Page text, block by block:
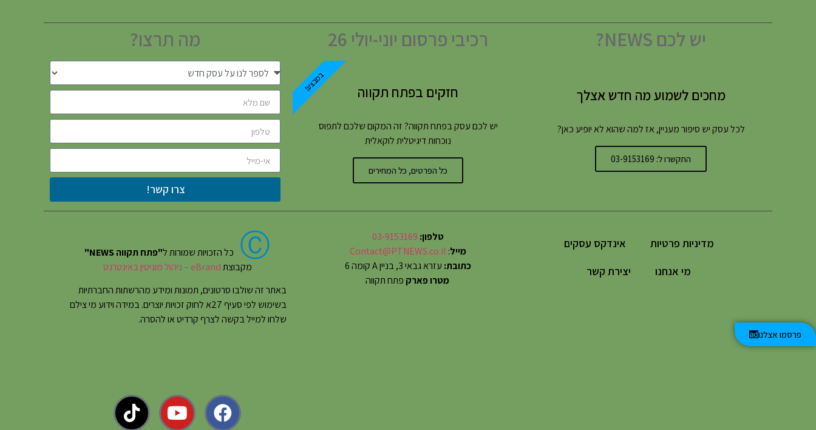
פרסמו אצלנו
יש לכם NEWS?
מחכים לשמוע מה חדש אצלך
לכל עסק יש סיפור מעניין, אז למה שהוא לא יופיע כאן?
התקשרו ל: 03-9153169
רכיבי פרסום יוני-יולי 26
חזקים בפתח תקווה
יש לכם עסק בפתח תקווה? זה המקום שלכם לתפוס
נוכחות דיגיטלית לוקאלית
כל הפרטים, כל המחירים
במבצע!
מה תרצו?
צרו קשר!
מדיניות פרטיות
אינדקס עסקים
מי אנחנו
יצירת קשר
טלפון: 03-9153169
מייל:
Contact@PTNEWS.co.il
כתובת: עזרא גבאי 3, בניין A קומה 6
מטרו פארק פתח תקווה
Ⓒ כל הזכויות שמורות ל"פתח תקווה NEWS"
מקבוצתeBrand – ניהול מוניטין באינטרנט
באתר זה שולבו סרטונים, תמונות ומידע מהרשתות החברתיות
בשימוש לפי סעיף 27א לחוק זכויות יוצרים. במידה וידוע מי צילם
שלחו למייל בקשה לצרף קרדיט או להסרה.